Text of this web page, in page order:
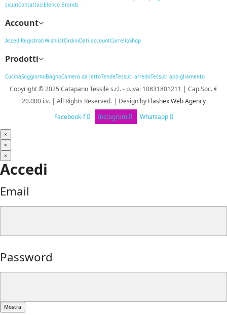
sicuriContattaciElenco Brands
Account
AccediRegistratiWishlistOrdiniDati accountCarrelloShop
Prodotti
CucinaSoggiornoBagnoCamera da lettoTendeTessuti arredoTessuti abbigliamento
Copyright © 2025 Catapano Tessile s.r.l.- p.iva: 10831801211 | Cap.Soc. €
20.000 i.v. | All Rights Reserved. | Designby Flashex Web Agency
Facebook-f
Instagram Whatsapp
×
×
×
Accedi
Email
Password
Mostra